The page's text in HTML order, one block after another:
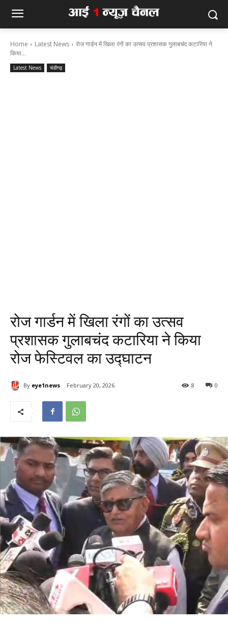
Home Latest News
रोज गार्डन में खिला रंगों का उत्सव प्रशासक गुलाबचंद कटारिया ने
किया...
Latest News चंडीगढ़
रोज गार्डन में खिला रंगों का उत्सव
प्रशासक गुलाबचंद कटारिया ने किया
रोज फेस्टिवल का उद्घाटन
By eye1news February 20, 2026 0
8